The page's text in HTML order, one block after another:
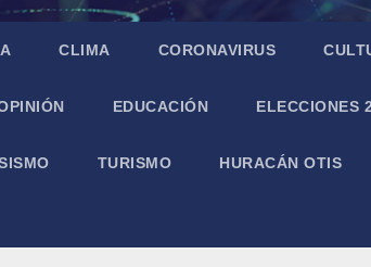
CLIMA CORONAVIRUS
EDUCACIÓN ELECCIONES
TURISMO HURACÁN OTIS